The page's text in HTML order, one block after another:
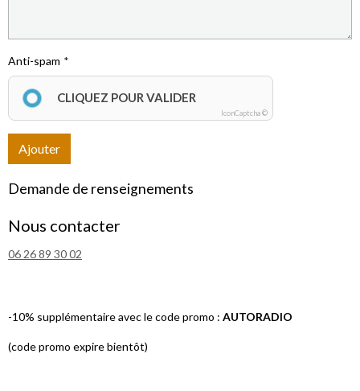
Anti-spam
CLIQUEZ POUR VALIDER
IconCaptcha ©
Ajouter
Demande de renseignements
Nous contacter
06 26 89 30 02
-10% supplémentaire avec le code promo : AUTORADIO
(code promo expire bientôt)